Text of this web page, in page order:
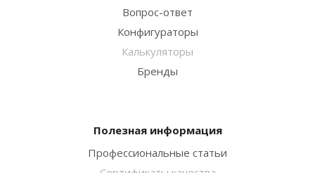
Вопрос-ответ
Конфигураторы
Калькуляторы
Бренды
Полезная информация
Профессиональные статьи